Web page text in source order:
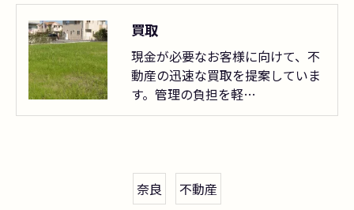
買取
現金が必要なお客様に向けて、不
動産の迅速な買取を提案していま
す。管理の負担を軽…
奈良 不動産